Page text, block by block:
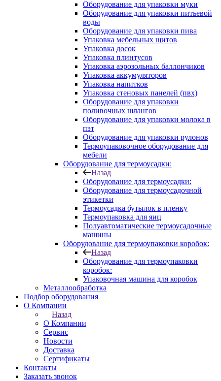
Оборудование для упаковки муки
Оборудование для упаковки питьевой
воды
Оборудование для упаковки пива
Упаковка мебельных щитов
Упаковка досок
Упаковка плинтусов
Упаковка аэрозольных баллончиков
Упаковка аккумуляторов
Упаковка напитков
Упаковка стеновых панелей (пвх)
Оборудование для упаковки
поливочных шлангов
Оборудование для упаковки молока в
пэт
Оборудование для упаковки рулонов
Термоупаковочное оборудование для
мебели
Оборудование для термоусадки:
Назад
Оборудование для термоусадки:
Оборудование для термоусадочной
этикетки
Термоусадка бутылок в пленку
Термоупаковка для яиц
Полуавтоматические термоусадочные
машины
Оборудование для термоупаковки коробок:
Назад
Оборудование для термоупаковки
коробок:
Упаковочная машина для коробок
Металлообработка
Подбор оборудования
О Компании
Назад
О Компании
Сервис
Новости
Доставка
Сертификаты
Контакты
Заказать звонок